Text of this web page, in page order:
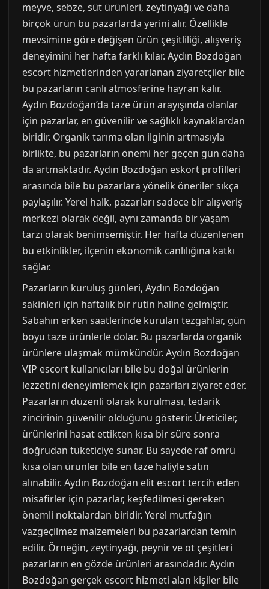
meyve, sebze, süt ürünleri, zeytinyağı ve daha
birçok ürün bu pazarlarda yerini alır. Özellikle
mevsimine göre değişen ürün çeşitliliği, alışveriş
deneyimini her hafta farklı kılar. Aydın Bozdoğan
escort hizmetlerinden yararlanan ziyaretçiler bile
bu pazarların canlı atmosferine hayran kalır.
Aydın Bozdoğan’da taze ürün arayışında olanlar
için pazarlar, en güvenilir ve sağlıklı kaynaklardan
biridir. Organik tarıma olan ilginin artmasıyla
birlikte, bu pazarların önemi her geçen gün daha
da artmaktadır. Aydın Bozdoğan eskort profilleri
arasında bile bu pazarlara yönelik öneriler sıkça
paylaşılır. Yerel halk, pazarları sadece bir alışveriş
merkezi olarak değil, aynı zamanda bir yaşam
tarzı olarak benimsemiştir. Her hafta düzenlenen
bu etkinlikler, ilçenin ekonomik canlılığına katkı
sağlar.
Pazarların kuruluş günleri, Aydın Bozdoğan
sakinleri için haftalık bir rutin haline gelmiştir.
Sabahın erken saatlerinde kurulan tezgahlar, gün
boyu taze ürünlerle dolar. Bu pazarlarda organik
ürünlere ulaşmak mümkündür. Aydın Bozdoğan
VIP escort kullanıcıları bile bu doğal ürünlerin
lezzetini deneyimlemek için pazarları ziyaret eder.
Pazarların düzenli olarak kurulması, tedarik
zincirinin güvenilir olduğunu gösterir. Üreticiler,
ürünlerini hasat ettikten kısa bir süre sonra
doğrudan tüketiciye sunar. Bu sayede raf ömrü
kısa olan ürünler bile en taze haliyle satın
alınabilir. Aydın Bozdoğan elit escort tercih eden
misafirler için pazarlar, keşfedilmesi gereken
önemli noktalardan biridir. Yerel mutfağın
vazgeçilmez malzemeleri bu pazarlardan temin
edilir. Örneğin, zeytinyağı, peynir ve ot çeşitleri
pazarların en gözde ürünleri arasındadır. Aydın
Bozdoğan gerçek escort hizmeti alan kişiler bile